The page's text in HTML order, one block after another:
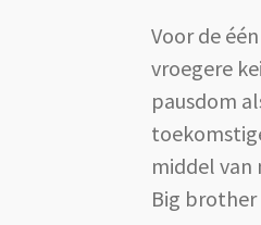
Voor de
vroegere
pausdom
middel van
Big brother